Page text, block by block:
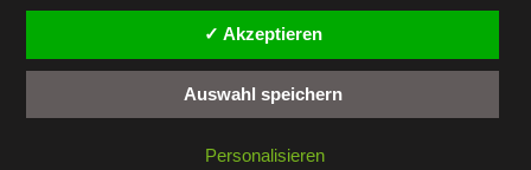
FACEBOOK PINTEREST
EMAIL
INSTAGRAM
✓ Akzeptieren
Auswahl speichern
Personalisieren